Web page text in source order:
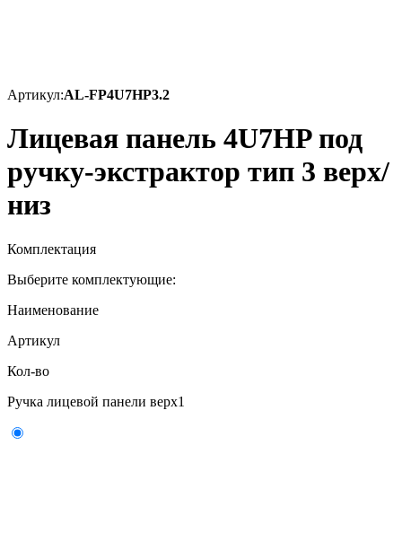
Артикул:AL-FP4U7HP3.2
Лицевая панель 4U7HP под
ручку-экстрактор тип 3 верх/
низ
Комплектация
Выберите комплектующие:
Наименование
Артикул
Кол-во
Ручка лицевой панели верх1